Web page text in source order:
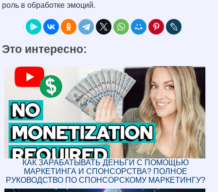
роль в обработке эмоций.
Это интересно:
КАК ЗАРАБАТЫВАТЬ ДЕНЬГИ С ПОМОЩЬЮ
МАРКЕТИНГА И СПОНСОРСТВА? ПОЛНОЕ
РУКОВОДСТВО ПО СПОНСОРСКОМУ МАРКЕТИНГУ?